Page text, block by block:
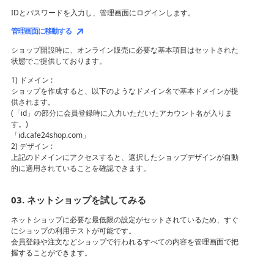
IDとパスワードを入力し、管理画面にログインします。
管理画面に移動する
ショップ開設時に、オンライン販売に必要な基本項目はセットされた
状態でご提供しております。
1) ドメイン :
ショップを作成すると、以下のようなドメイン名で基本ドメインが提
供されます。
(「id」の部分に会員登録時に入力いただいたアカウント名が入りま
す。)
「id.cafe24shop.com」
2) デザイン :
上記のドメインにアクセスすると、選択したショップデザインが自動
的に適用されていることを確認できます。
03. ネットショップを試してみる
ネットショップに必要な最低限の設定がセットされているため、すぐ
にショップの利用テストが可能です。
会員登録や注文などショップで行われるすべての内容を管理画面で把
握することができます。